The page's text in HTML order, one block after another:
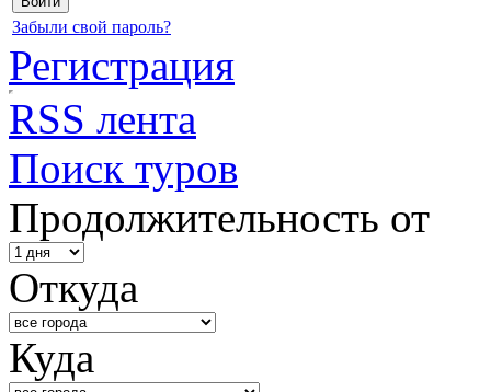
Забыли свой пароль?
Регистрация
RSS лента
Поиск туров
Продолжительность от
Откуда
Куда